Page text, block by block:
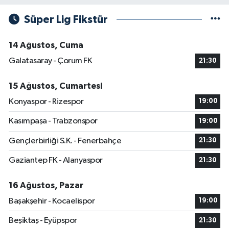
Süper Lig Fikstür
14 Ağustos, Cuma
Galatasaray - Çorum FK
21:30
15 Ağustos, Cumartesi
Konyaspor - Rizespor
19:00
Kasımpaşa - Trabzonspor 19:00
Gençlerbirliği S.K. - Fenerbahçe 21:30
Gaziantep FK - Alanyaspor 21:30
16 Ağustos, Pazar
Başakşehir - Kocaelispor
19:00
Beşiktaş - Eyüpspor 21:30